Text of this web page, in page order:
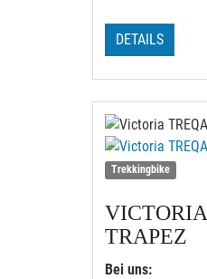
DETAILS
Trekkingbike
VICTORIA
TRAPEZ
Bei uns: